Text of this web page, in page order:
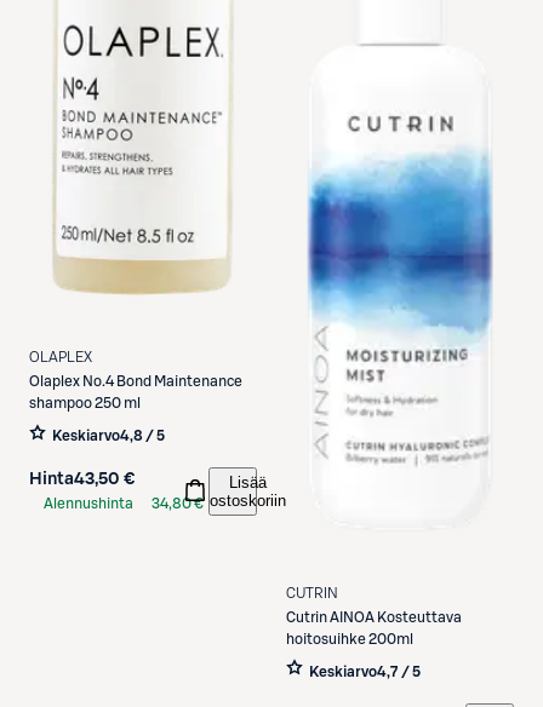
OLAPLEX
Olaplex No.4 Bond Maintenance
shampoo 250 ml
Keskiarvo4,8 / 5
Hinta43,50 €
Alennushinta
34,80 €
Lisää
ostoskoriin
CUTRIN
CutrinAINOA Kosteuttava
hoitosuihke 200ml
Keskiarvo4,7 / 5